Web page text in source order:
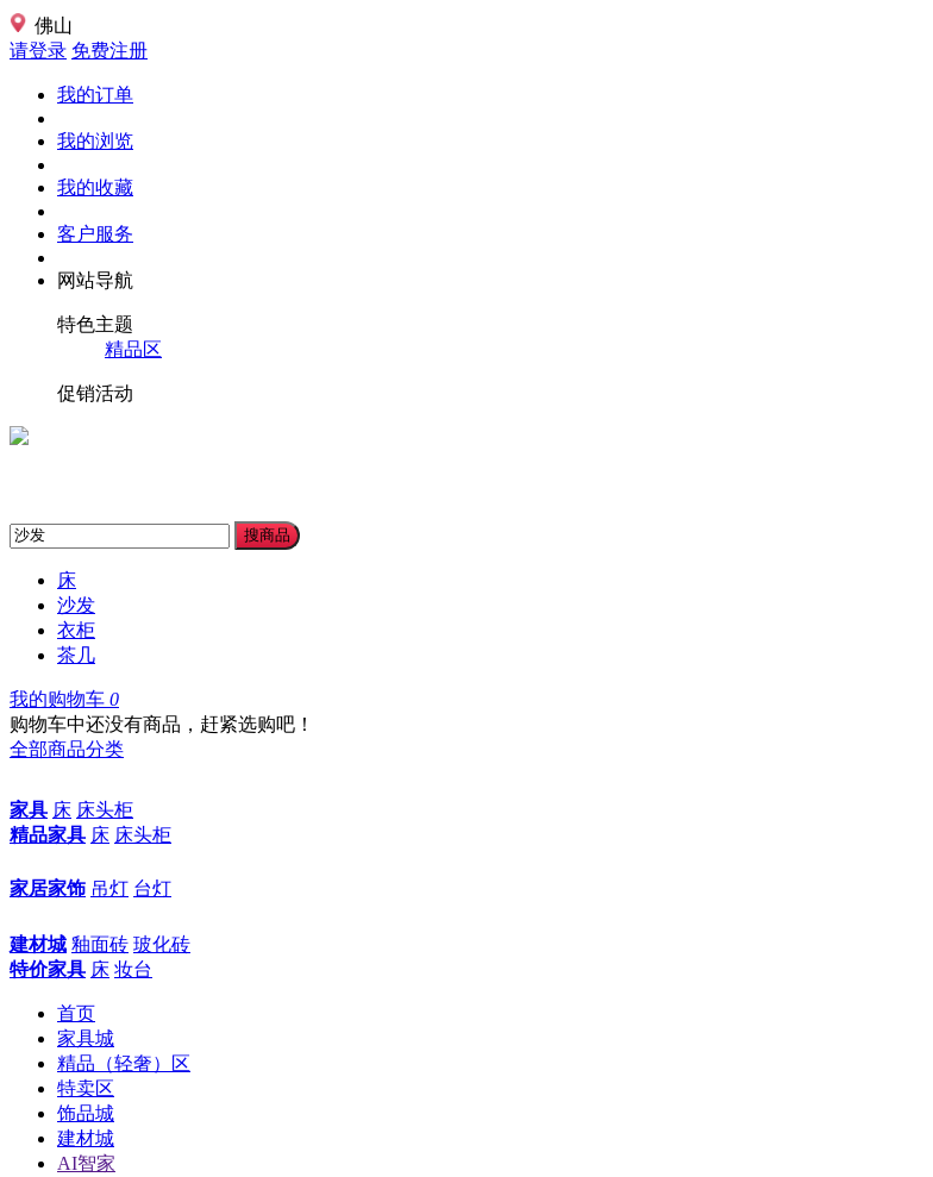
佛山
请登录 免费注册
我的订单
我的浏览
我的收藏
客户服务
网站导航
特色主题
精品区
促销活动
搜商品
床
沙发
衣柜
茶几
我的购物车 0
购物车中还没有商品，赶紧选购吧！
全部商品分类
家具 床 床头柜
精品家具 床 床头柜
家居家饰 吊灯 台灯
建材城 釉面砖 玻化砖
特价家具 床 妆台
首页
家具城
精品（轻奢）区
特卖区
饰品城
建材城
AI智家